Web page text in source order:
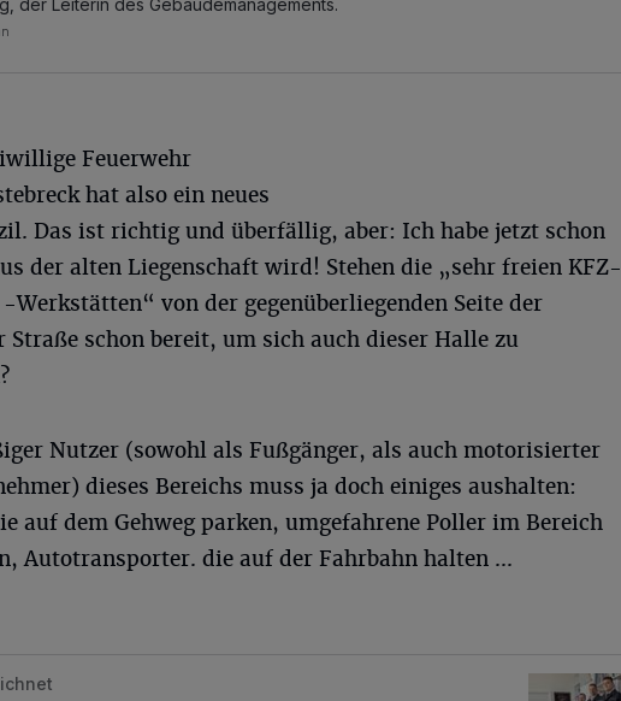
der Leiterin des Gebäudemanagements.
Feuerwehr
hat also ein neues
Das ist richtig und überfällig, aber: Ich habe jetzt schon
der alten Liegenschaft wird! Stehen die „sehr freien KFZ-
Werkstätten“ von der gegenüberliegenden Seite der
Straße schon bereit, um sich auch dieser Halle zu
Nutzer (sowohl als Fußgänger, als auch motorisierter
dieses Bereichs muss ja doch einiges aushalten:
auf dem Gehweg parken, umgefahrene Poller im Bereich
Autotransporter. die auf der Fahrbahn halten ...
für Nächstebrecker Feuerwehr